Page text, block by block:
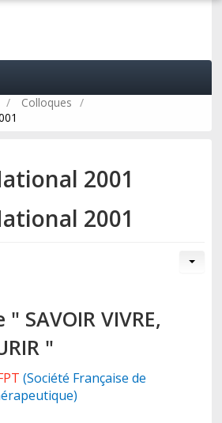
/ Colloques
/
2001
2001
SAVOIR VIVRE,
"
(Société Française de